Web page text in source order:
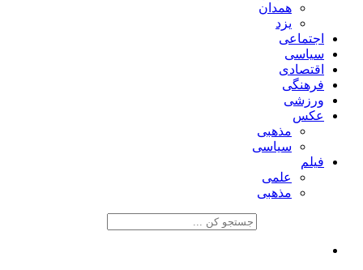
همدان
یزد
اجتماعی
سیاسی
اقتصادی
فرهنگی
ورزشی
عکس
مذهبی
سیاسی
فیلم
علمی
مذهبی